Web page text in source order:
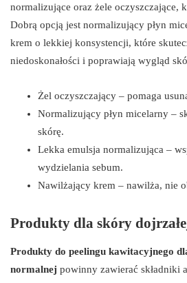
normalizujące oraz żele oczyszczające,
Dobrą opcją jest normalizujący płyn
krem o lekkiej konsystencji, które
niedoskonałości i poprawiają wygląd
Żel oczyszczający – pomaga
Normalizujący płyn micelarny –
skórę.
Lekka emulsja normalizująca –
wydzielania sebum.
Nawilżający krem – nawilża, nie
Produkty dla skóry
Produkty do peelingu kawitacyjnego
normalnej powinny zawierać składniki